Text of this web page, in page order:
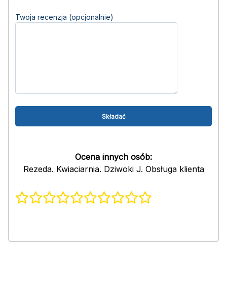
Twoja recenzja (opcjonalnie)
Ocena innych osób:
Rezeda. Kwiaciarnia. Dziwoki J. Obsługa klienta